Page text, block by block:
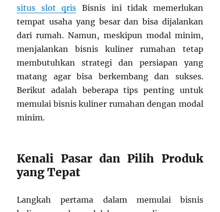
situs slot qris Bisnis ini tidak memerlukan
tempat usaha yang besar dan bisa dijalankan
dari rumah. Namun, meskipun modal minim,
menjalankan bisnis kuliner rumahan tetap
membutuhkan strategi dan persiapan yang
matang agar bisa berkembang dan sukses.
Berikut adalah beberapa tips penting untuk
memulai bisnis kuliner rumahan dengan modal
minim.
Kenali Pasar dan Pilih Produk
yang Tepat
Langkah pertama dalam memulai bisnis